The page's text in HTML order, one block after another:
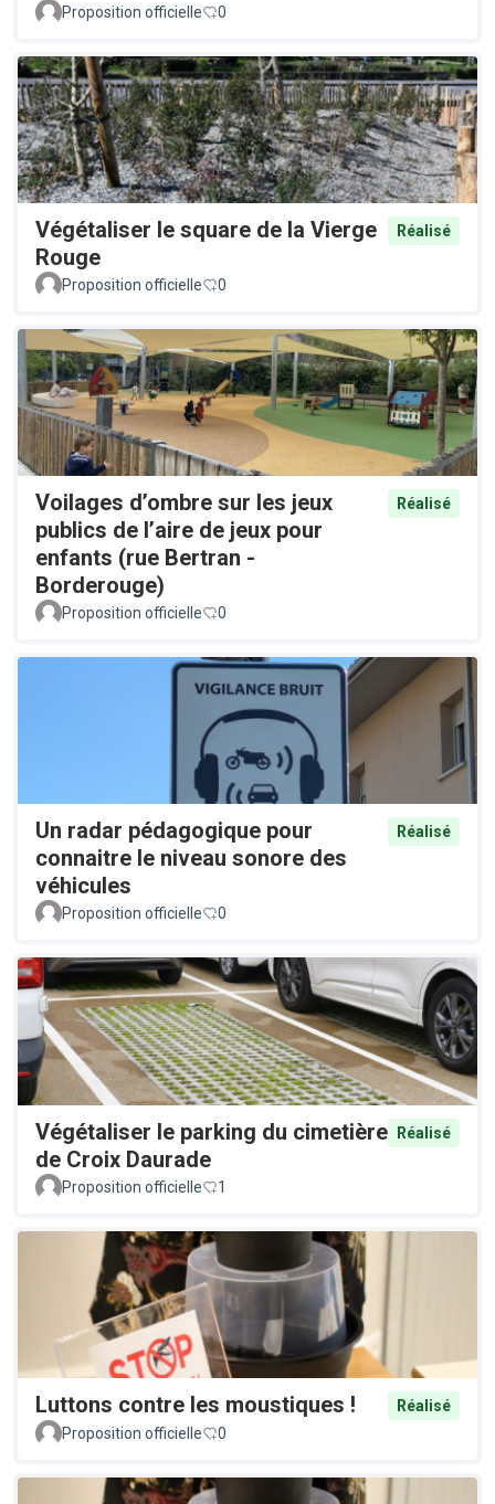
Proposition officielle 0
Végétaliser le square de la Vierge
Rouge
Réalisé
Proposition officielle 0
Voilages d’ombre sur les jeux
publics de l’aire de jeux pour
enfants (rue Bertran -
Borderouge)
Réalisé
Proposition officielle 0
Un radar pédagogique pour
connaitre le niveau sonore des
véhicules
Réalisé
Proposition officielle 0
Végétaliser le parking du cimetière
de Croix Daurade
Réalisé
Proposition officielle 1
Luttons contre les moustiques !
Réalisé
Proposition officielle
0